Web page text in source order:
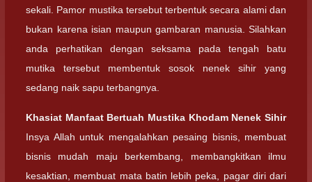
sekali. Pamor mustika tersebut terbentuk secara alami dan
bukan karena isian maupun gambaran manusia. Silahkan
anda perhatikan dengan seksama pada tengah batu
mutika tersebut membentuk sosok nenek sihir yang
sedang naik sapu terbangnya.
Khasiat Manfaat Bertuah Mustika Khodam Nenek Sihir
Insya Allah untuk mengalahkan pesaing bisnis, membuat
bisnis mudah maju berkembang, membangkitkan ilmu
kesaktian, membuat mata batin lebih peka, pagar diri dari